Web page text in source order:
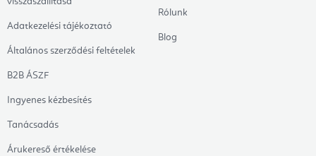
Adatkezelési tájékoztató
Általános szerződési feltételek
B2B ÁSZF
Ingyenes kézbesítés
Tanácsadás
Árukereső értékelése
Rólunk
Blog